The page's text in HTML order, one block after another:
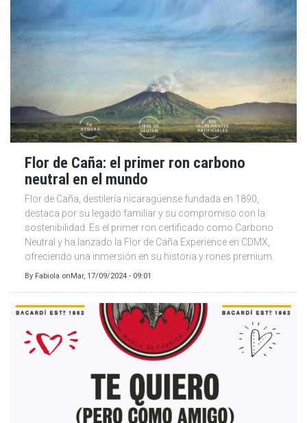
Flor de Caña: el primer ron carbono
neutral en el mundo
Flor de Caña, destilería nicaragüense fundada en 1890,
destaca por su legado familiar y su compromiso con la
sostenibilidad. Es el primer ron certificado como Carbono
Neutral y ha lanzado la Flor de Caña Experience en CDMX,
ofreciendo una inmersión en su historia y rones premium.
By Fabiola onMar, 17/09/2024 - 09:01